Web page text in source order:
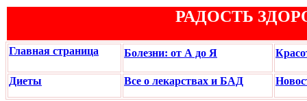
РАДОСТЬ
Главная страница Болезни: от А до Я
Диеты Все о лекарствах и БАД